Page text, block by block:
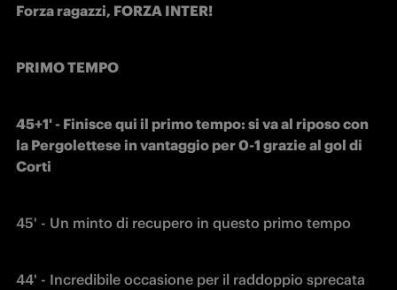
Forza ragazzi, FORZA INTER!
PRIMO TEMPO
45+1' - Finisce qui il primo tempo: si va al riposo con
la Pergolettese in vantaggio per 0-1 grazie al gol di
Corti
45' - Un minto di recupero in questo primo tempo
44' - Incredibile occasione per il raddoppio sprecata